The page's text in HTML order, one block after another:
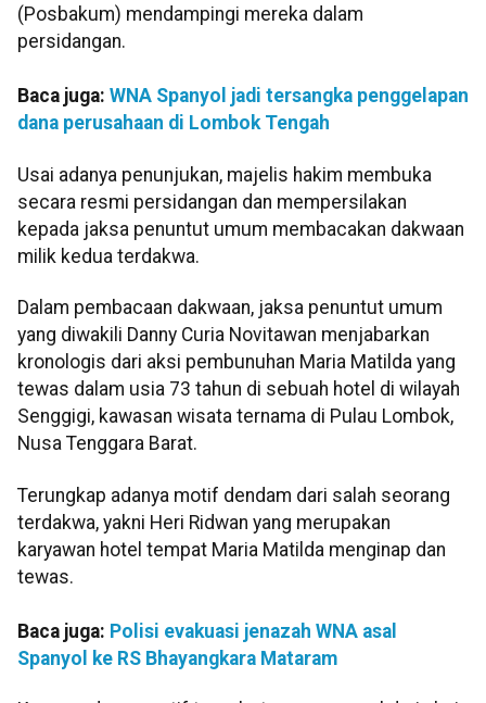
(Posbakum) mendampingi mereka dalam
persidangan.
Baca juga: WNA Spanyol jadi tersangka penggelapan
dana perusahaan di Lombok Tengah
Usai adanya penunjukan, majelis hakim membuka
secara resmi persidangan dan mempersilakan
kepada jaksa penuntut umum membacakan dakwaan
milik kedua terdakwa.
Dalam pembacaan dakwaan, jaksa penuntut umum
yang diwakili Danny Curia Novitawan menjabarkan
kronologis dari aksi pembunuhan Maria Matilda yang
tewas dalam usia 73 tahun di sebuah hotel di wilayah
Senggigi, kawasan wisata ternama di Pulau Lombok,
Nusa Tenggara Barat.
Terungkap adanya motif dendam dari salah seorang
terdakwa, yakni Heri Ridwan yang merupakan
karyawan hotel tempat Maria Matilda menginap dan
tewas.
Baca juga: Polisi evakuasi jenazah WNA asal
Spanyol ke RS Bhayangkara Mataram